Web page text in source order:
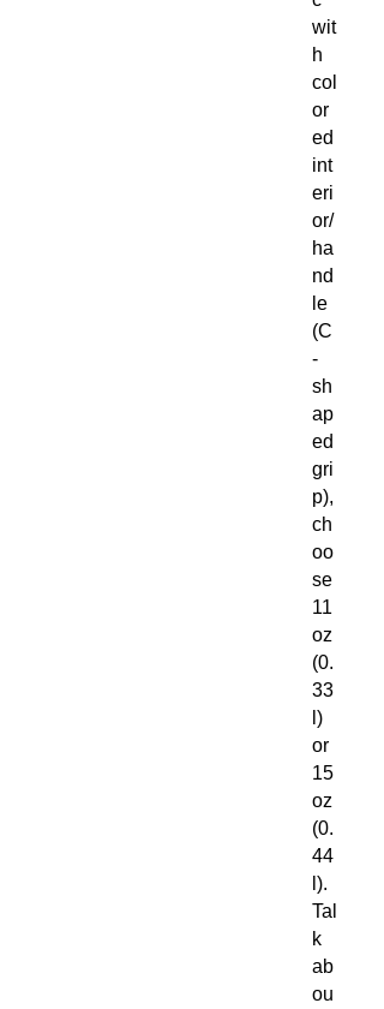
wit
h
col
or
ed
int
eri
or/
ha
nd
le
(C
-
sh
ap
ed
gri
p),
ch
oo
se
11
oz
(0.
33
l)
or
15
oz
(0.
44
l).
Tal
k
ab
ou